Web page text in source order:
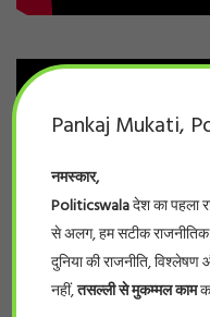
Pankaj Mukati,
नमस्कार,
Politicswalaदेश का पहला
से अलग, हम सटीक
दुनिया की राजनीति, विश्लेषण
नहीं,तसल्ली से मुकम्मल काम